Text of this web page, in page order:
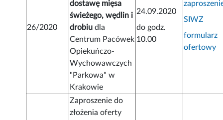
26/2020
dostawę mięsa
świeżego, wędlin i
drobiu dla
Centrum Pacówek
Opiekuńczo-
Wychowawczych
"Parkowa" w
Krakowie
24.09.2020
do godz.
10.00
SIWZ
formularz
ofertowy
Zaproszenie do
złożenia oferty